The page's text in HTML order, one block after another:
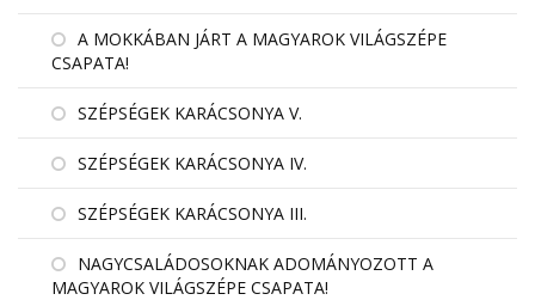
A MOKKÁBAN JÁRT A MAGYAROK VILÁGSZÉPE
CSAPATA!
SZÉPSÉGEK KARÁCSONYA V.
SZÉPSÉGEK KARÁCSONYA IV.
SZÉPSÉGEK KARÁCSONYA III.
NAGYCSALÁDOSOKNAK ADOMÁNYOZOTT A
MAGYAROK VILÁGSZÉPE CSAPATA!